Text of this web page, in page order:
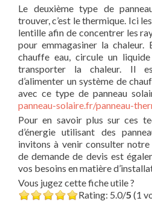
Le deuxième type de
trouver, c’est le thermique. Ici
lentille afin de concentrer les
pour emmagasiner la chaleur.
chauffe eau, circule un
transporter la chaleur. Il
d’alimenter un système de
avec ce type de panneau
panneau-solaire.fr/panneau-
Pour en savoir plus sur ces
d’énergie utilisant des
invitons à venir consulter
de demande de devis est
vos besoins en matière
Vous jugez cette fiche utile ?
Rating: 5.0/5 (1